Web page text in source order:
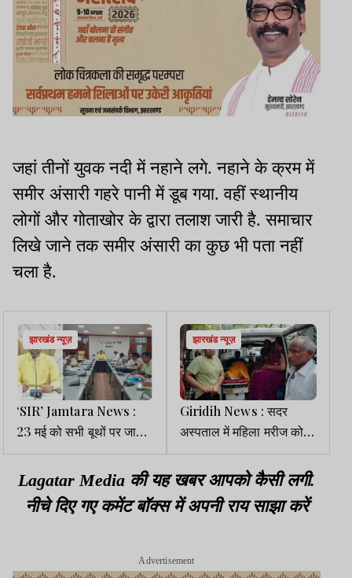
जहां तीनों युवक नदी में नहाने लगे. नहाने के क्रम में
समीर अंसारी गहरे पानी में डूब गया. वहीं स्थानीय
लोगों और गोताखोर के द्वारा तलाश जारी है. समाचार
लिखे जाने तक समीर अंसारी का कुछ भी पता नहीं
चला है.
झारखंड न्यूज़
‘SIR’ Jamtara News :
23 मई को सभी बूथों पर जारी
होगी ‘अनमैप्ड मतदाताओं’ की
सूची
झारखंड न्यूज़
Giridih News : सदर
अस्पताल में महिला मरीज को
समय पर नहीं मिला ब्लड, मौत
Lagatar Media की यह खबर आपको कैसी लगी.
नीचे दिए गए कमेंट बॉक्स में अपनी राय साझा करें
Advertisement